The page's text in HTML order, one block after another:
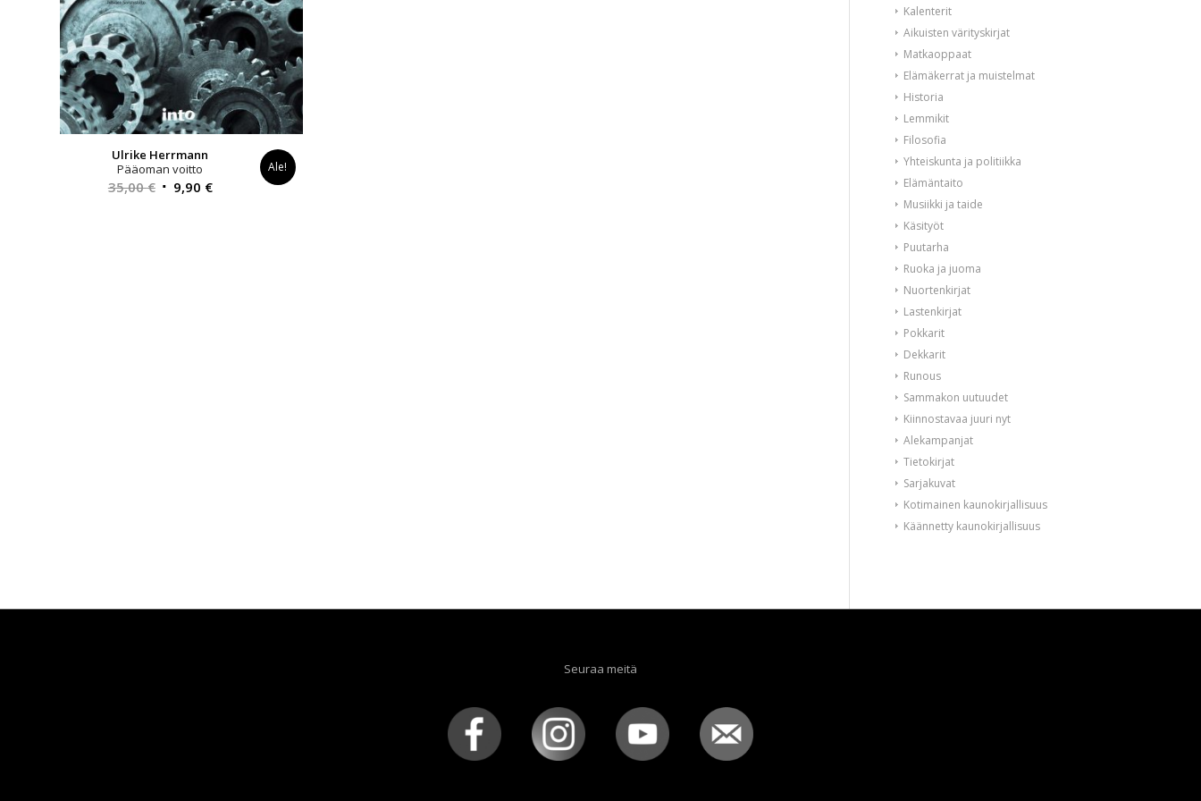
Ulrike Herrmann
Pääoman voitto
35,00€ Alkuperäinen
9,90 €Nykyinen
Ale!
Kalenterit
Aikuisten värityskirjat
Matkaoppaat
Elämäkerrat ja muistelmat
Historia
Lemmikit
Filosofia
Yhteiskunta ja politiikka
Elämäntaito
Musiikki ja taide
Käsityöt
Puutarha
Ruoka ja juoma
Nuortenkirjat
Lastenkirjat
Pokkarit
Dekkarit
Runous
Sammakon uutuudet
Kiinnostavaa juuri nyt
Alekampanjat
Tietokirjat
Sarjakuvat
Kotimainen kaunokirjallisuus
Käännetty kaunokirjallisuus
Seuraa meitä